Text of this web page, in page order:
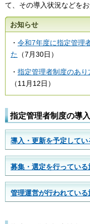
て、その導入状況などをお
お知らせ
・ 令和7年度に指定管理
た （7月30日）
・ 指定管理者制度のあ
（11月12日）
指定管理者制度の導
導入・更新を予定してい
募集・選定を行っている
管理運営が行われている